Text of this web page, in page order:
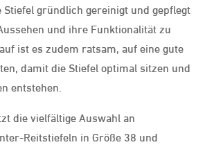
Stiefel gründlich gereinigt und gepflegt
und ihre Funktionalität zu
ist es zudem ratsam, auf eine gute
damit die Stiefel optimal sitzen und
entstehen.
die vielfältige Auswahl an
Reitstiefeln in Größe 38 und